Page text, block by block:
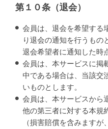
第１０条（退会）
会員は、退会を希望する
り退会の通知を行うもの
退会希望者に通知した時
会員は、本サービスに掲
中である場合は、当該交
いものとします。
会員は、本サービスから
他の第三者に対する本規
（損害賠償を含みます